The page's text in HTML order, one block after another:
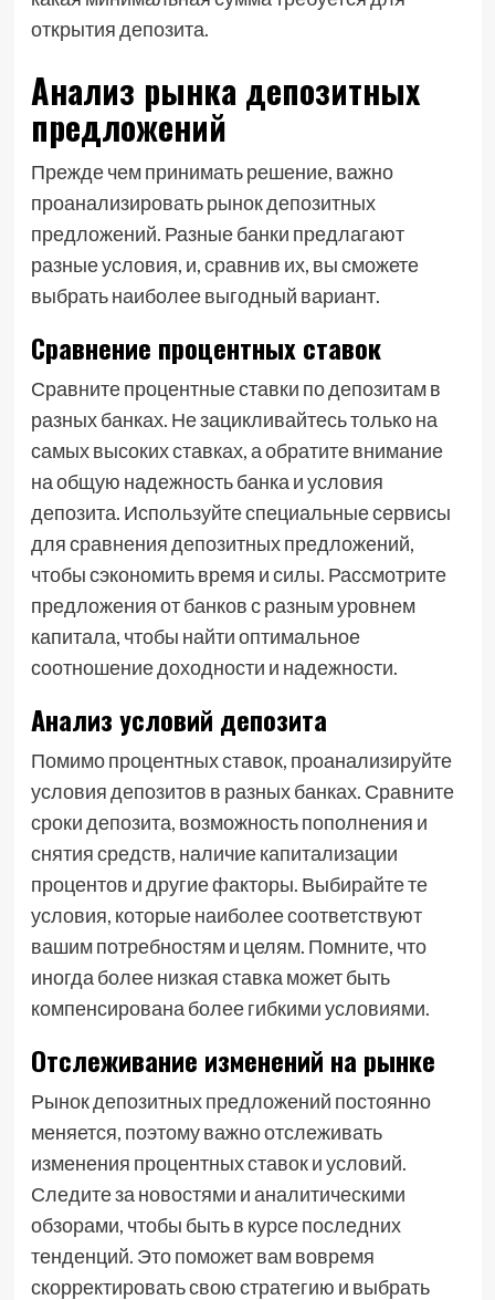
открытия депозита.
Анализ рынка депозитных
предложений
Прежде чем принимать решение, важно
проанализировать рынок депозитных
предложений. Разные банки предлагают
разные условия, и, сравнив их, вы сможете
выбрать наиболее выгодный вариант.
Сравнение процентных ставок
Сравните процентные ставки по депозитам в
разных банках. Не зацикливайтесь только на
самых высоких ставках, а обратите внимание
на общую надежность банка и условия
депозита. Используйте специальные сервисы
для сравнения депозитных предложений,
чтобы сэкономить время и силы. Рассмотрите
предложения от банков с разным уровнем
капитала, чтобы найти оптимальное
соотношение доходности и надежности.
Анализ условий депозита
Помимо процентных ставок, проанализируйте
условия депозитов в разных банках. Сравните
сроки депозита, возможность пополнения и
снятия средств, наличие капитализации
процентов и другие факторы. Выбирайте те
условия, которые наиболее соответствуют
вашим потребностям и целям. Помните, что
иногда более низкая ставка может быть
компенсирована более гибкими условиями.
Отслеживание изменений на рынке
Рынок депозитных предложений постоянно
меняется, поэтому важно отслеживать
изменения процентных ставок и условий.
Следите за новостями и аналитическими
обзорами, чтобы быть в курсе последних
тенденций. Это поможет вам вовремя
скорректировать свою стратегию и выбрать